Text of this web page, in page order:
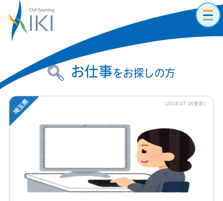
お仕事をお探しの方
（2026.07.16更新）
埼玉県